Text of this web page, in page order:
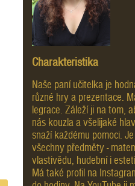
Charakteristika
Naše paní učitelka je
různé hry a prezentace.
legrace. Záleží ji na tom,
nás kouzla a všelijaké
snaží každému pomoci.
všechny předměty -
vlastivědu, hudební i
Má také profil na